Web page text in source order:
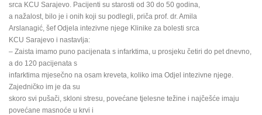
srca KCU Sarajevo. Pacijenti su starosti od 30 do 50 godina,
a nažalost, bilo je i onih koji su podlegli, priča prof. dr. Amila
Arslanagić, šef Odjela intezivne njege Klinike za bolesti srca
KCU Sarajevo i nastavlja:
– Zaista imamo puno pacijenata s infarktima, u prosjeku četiri do pet dnevno,
a do 120 pacijenata s
infarktima mjesečno na osam kreveta, koliko ima Odjel intezivne njege.
Zajedničko im je da su
skoro svi pušači, skloni stresu, povećane tjelesne težine i najčešće imaju
povećane masnoće u krvi i